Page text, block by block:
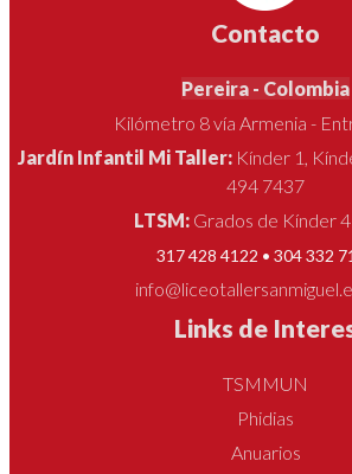
Contacto
Pereira - Colombia
Kilómetro 8 vía Armenia -
Jardín Infantil Mi Taller: Kínder 1,
494 7437
LTSM: Grados de Kínder 4
317 428 4122 • 304 332
Links de
TSMMUN
Phidias
Anuarios